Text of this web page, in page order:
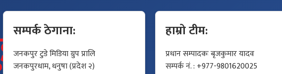
सम्पर्क ठेगाना:
जनकपुर टुडे मिडिया ग्रुप प्रालि
जनकपुरधाम, धनुषा (प्रदेश २)
हाम्रो टीम:
प्रधान सम्पादकः बृजकुमार यादव
सम्पर्क नं. : +977-9801620025